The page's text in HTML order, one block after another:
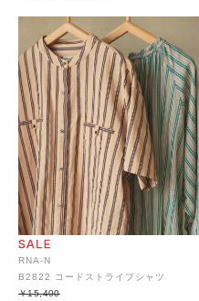
RNA-N
B2822 コードストライプシャツ
￥15,400